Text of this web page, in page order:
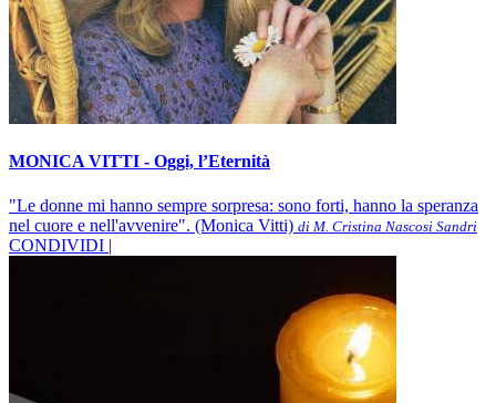
MONICA VITTI - Oggi, l’Eternità
"Le donne mi hanno sempre sorpresa: sono forti, hanno la speranza
nel cuore e nell'avvenire". (Monica Vitti) di M. Cristina Nascosi Sandri
CONDIVIDI |